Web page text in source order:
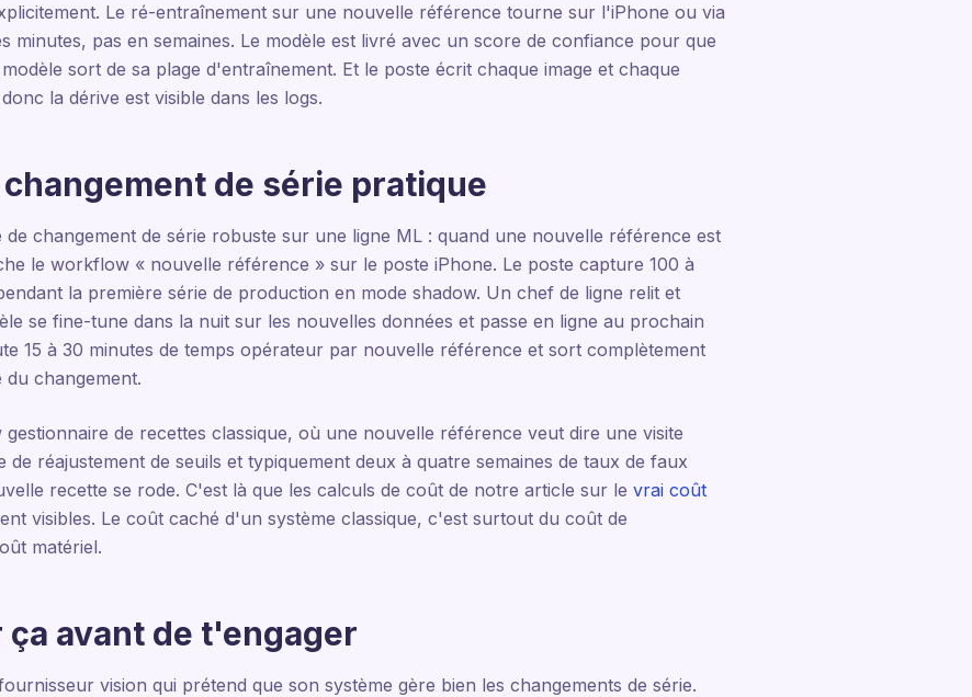
Le ré-entraînement sur une nouvelle référence tourne sur l'iPhone ou via
minutes, pas en semaines. Le modèle est livré avec un score de confiance pour que
sort de sa plage d'entraînement. Et le poste écrit chaque image et chaque
la dérive est visible dans les logs.
de série pratique
changement de série robuste sur une ligne ML : quand une nouvelle référence est
le workflow « nouvelle référence » sur le poste iPhone. Le poste capture 100 à
la première série de production en mode shadow. Un chef de ligne relit et
se fine-tune dans la nuit sur les nouvelles données et passe en ligne au prochain
15 à 30 minutes de temps opérateur par nouvelle référence et sort complètement
changement.
de recettes classique, où une nouvelle référence veut dire une visite
réajustement de seuils et typiquement deux à quatre semaines de taux de faux
recette se rode. C'est là que les calculs de coût de notre article sur le vrai coût
visibles. Le coût caché d'un système classique, c'est surtout du coût de
matériel.
avant de t'engager
vision qui prétend que son système gère bien les changements de série.